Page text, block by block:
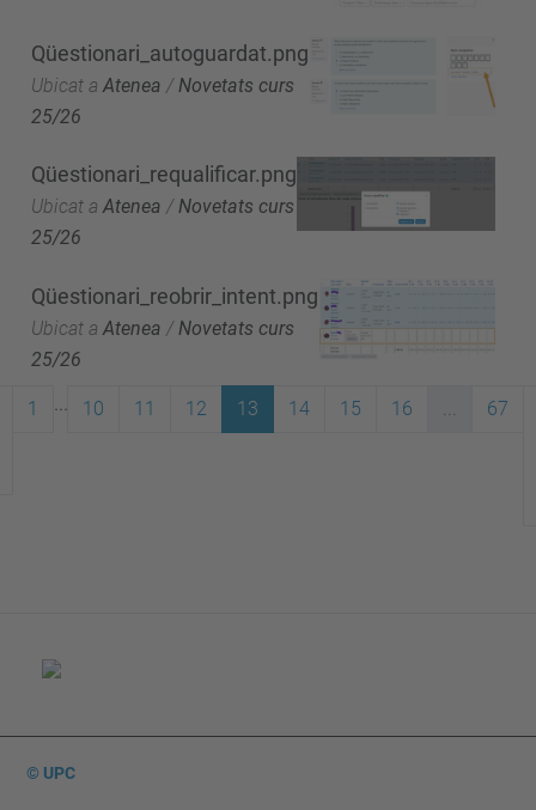
Qüestionari_autoguardat.png
Ubicat a Atenea / Novetats curs
25/26
Qüestionari_requalificar.png
Ubicat a Atenea /Novetats curs
25/26
Qüestionari_reobrir_intent.png
Ubicat a Atenea / Novetats curs
25/26
1 10 11 12 13 14 15 16 67
© UPC